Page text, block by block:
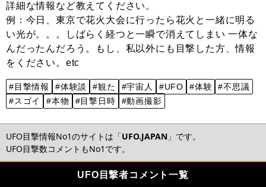
詳細な情報など教えてください。
例：今日、東京で花火大会に行ったら花火と一緒に明る
い光が。。。しばらく経つと一瞬で消えてしまい 一体な
んだったんだろう。もし、私以外にも目撃した方、情報
をください。etc
#目撃情報 #体験談 #観た #宇宙人 #UFO #体験
#不思議
#スゴイ
#本物 #目撃日時 #動画撮影
UFO目撃情報No1のサイトは「UFO.JAPAN 」です。
UFO目撃数コメントもNo1です。
UFO目撃者コメント一覧